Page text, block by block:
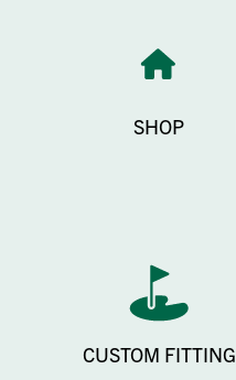
SHOP
CUSTOM FITTING